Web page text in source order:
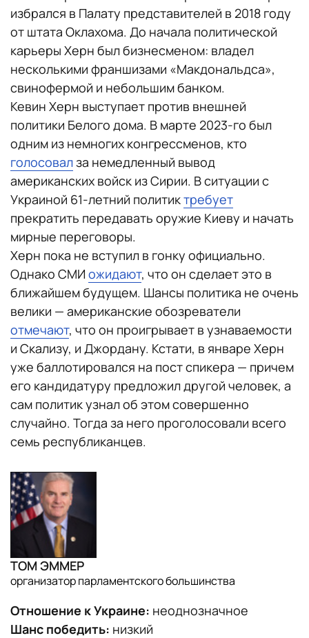
избрался в Палату представителей в 2018 году
от штата Оклахома. До начала политической
карьеры Херн был бизнесменом: владел
несколькими франшизами «Макдональдса»,
свинофермой и небольшим банком.
Кевин Херн выступает против внешней
политики Белого дома. В марте 2023-го был
одним из немногих конгрессменов, кто
голосовалза немедленный вывод
американских войск из Сирии. В ситуации с
Украиной 61-летний политиктребует
прекратить передавать оружие Киеву и начать
мирные переговоры.
Херн пока не вступил в гонку официально.
Однако СМИ ожидают, что он сделает это в
ближайшем будущем. Шансы политика не очень
велики — американские обозреватели
отмечают, что он проигрывает в узнаваемости
и Скализу, и Джордану. Кстати, в январе Херн
уже баллотировался на пост спикера — причем
его кандидатуру предложил другой человек, а
сам политик узнал об этом совершенно
случайно. Тогда за него проголосовали всего
семь республиканцев.
ТОМ ЭММЕР
организатор парламентского большинства
Отношение к Украине: неоднозначное
Шанс победить: низкий